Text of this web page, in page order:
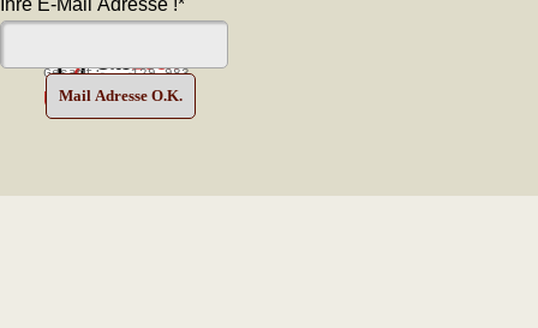
Gesamt:
129.983
Ihre E-Mail Adresse !*